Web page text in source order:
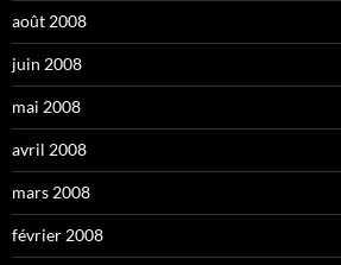
août 2008
juin 2008
mai 2008
avril 2008
mars 2008
février 2008